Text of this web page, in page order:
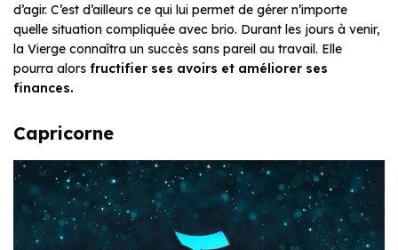
d’agir. C’est d’ailleurs ce qui lui permet de gérer n’importe
quelle situation compliquée avec brio. Durant les jours à venir,
la Vierge connaîtra un succès sans pareil au travail. Elle
pourra alors fructifier ses avoirs et améliorer ses
finances.
Capricorne